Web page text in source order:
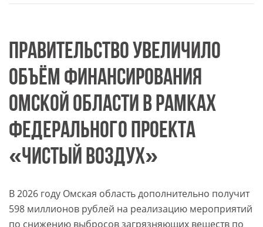
ПРАВИТЕЛЬСТВО УВЕЛИЧИЛО
ОБЪЁМ ФИНАНСИРОВАНИЯ
ОМСКОЙ ОБЛАСТИ В РАМКАХ
ФЕДЕРАЛЬНОГО ПРОЕКТА
«ЧИСТЫЙ ВОЗДУХ»
В 2026 году Омская область дополнительно получит
598 миллионов рублей на реализацию мероприятий
по снижению выбросов загрязняющих веществ по